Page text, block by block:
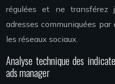
régulées et ne transférez
adresses communiquées
les réseaux sociaux.
Analyse technique des
ads manager